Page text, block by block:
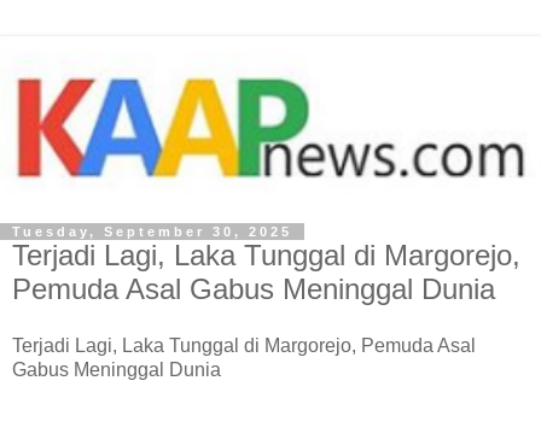
Tuesday, September 30, 2025
Terjadi Lagi, Laka Tunggal di Margorejo,
Pemuda Asal Gabus Meninggal Dunia
Terjadi Lagi, Laka Tunggal di Margorejo, Pemuda Asal
Gabus Meninggal Dunia